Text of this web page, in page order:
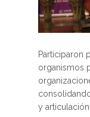
Participaron
organismos
y